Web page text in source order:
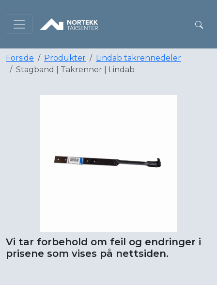
Forside Produkter
Lindab takrennedeler
Stagband | Takrenner | Lindab
Vi tar forbehold om feil og endringer i
prisene som vises på nettsiden.